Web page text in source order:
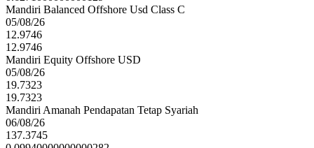
Mandiri Balanced Offshore Usd Class C
05/08/26
12.9746
12.9746
Mandiri Equity Offshore USD
05/08/26
19.7323
19.7323
Mandiri Amanah Pendapatan Tetap Syariah
06/08/26
137.3745